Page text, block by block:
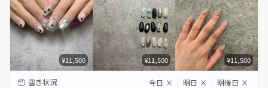
¥11,500 ¥11,500 ¥11,500
空き状況 今日 × 明日 × 明後日 ×